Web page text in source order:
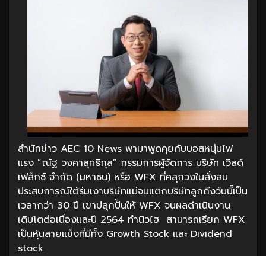
สำนักข่าว AEC 10 News พามาพูดคุยกับบอสหนุ่มไฟ
แรง “ณัฐ วงศาสุทธิกุล” กรรมการผู้จัดการ บริษัท เวิลด์
เฟล็กซ์ จำกัด (มหาชน) หรือ WFX ที่คลุกวงในสั่งสม
ประสบการณ์ใต้ร่มเงาบริษัทแม่จนแตกบริษัทลูกถึงวันนี้เป็น
เวลากว่า 30 ปี เขาปลุกปั้นให้ WFX จนผลดำเนินงาน
เติบโตต่อเนื่องและปี 2564 ทำนิวไฮ สามารถเรียก WFX
เป็นหุ้นสายแข็งที่มีทั้ง Growth Stock และ Dividend
stock